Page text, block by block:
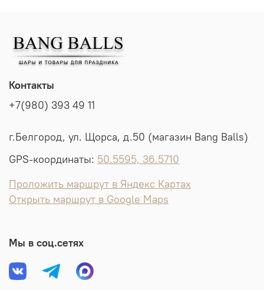
Контакты
+7(980) 393 49 11
г.Белгород, ул. Щорса, д.50 (магазин Bang Balls)
GPS-координаты: 50.5595, 36.5710
Проложить маршрут в Яндекс Картах
Открыть маршрут в Google Maps
Мы в соц.сетях